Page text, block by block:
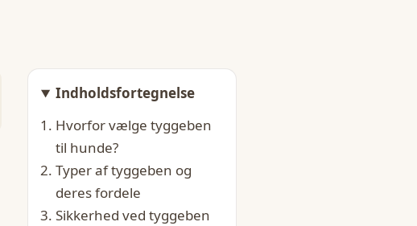
Indholdsfortegnelse
Hvorfor vælge tyggeben
til hunde?
Typer af tyggeben og
deres fordele
Sikkerhed ved tyggeben